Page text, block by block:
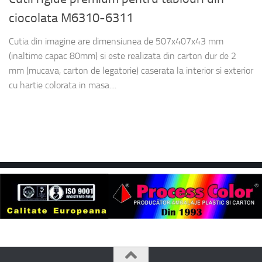
ciocolata M6310-6311
Cutia din imagine are dimensiunea de 507x407x43 mm
(inaltime capac 80mm) si este realizata din carton dur de 2
mm (mucava, carton de legatorie) caserata la interior si exterior
cu hartie colorata in masa....